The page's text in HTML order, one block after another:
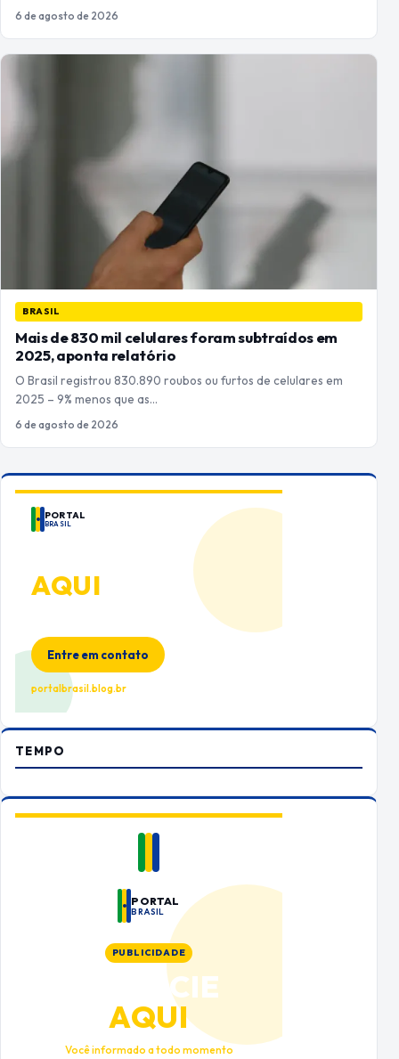
6 de agosto de 2026
BRASIL
Mais de 830 mil celulares foram subtraídos em
2025, aponta relatório
O Brasil registrou 830.890 roubos ou furtos de celulares em
2025 – 9% menos que as…
6 de agosto de 2026
PORTAL
BRASIL
AQUI
Entre em contato
portalbrasil.blog.br
TEMPO
PORTAL
BRASIL
PUBLICIDADE
ANUNCIE
AQUI
Você informado a todo momento